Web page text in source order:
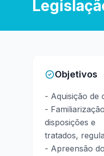
Objetivos
- Aquisição de
-
disposições e
tratados,
- Apreensão